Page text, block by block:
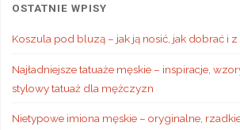
OSTATNIE WPISY
Koszula pod bluzą – jak ją nosić, jak dobrać i z
Najładniejsze tatuaże męskie – inspiracje,
stylowy tatuaż dla mężczyzn
Nietypowe imiona męskie – oryginalne,